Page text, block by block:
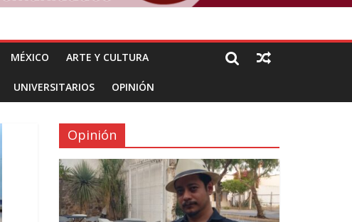
MÉXICO ARTE Y CULTURA
UNIVERSITARIOS OPINIÓN
Opinión